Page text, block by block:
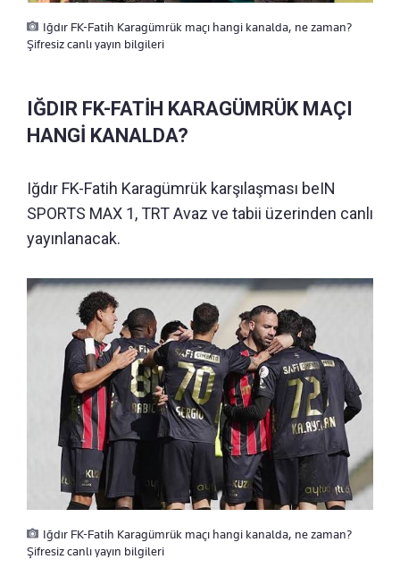
Iğdır FK-Fatih Karagümrük maçı hangi kanalda, ne zaman?
Şifresiz canlı yayın bilgileri
IĞDIR FK-FATİH KARAGÜMRÜK MAÇI
HANGİ KANALDA?
Iğdır FK-Fatih Karagümrük karşılaşması beIN
SPORTS MAX 1, TRT Avaz ve tabii üzerinden canlı
yayınlanacak.
Iğdır FK-Fatih Karagümrük maçı hangi kanalda, ne zaman?
Şifresiz canlı yayın bilgileri